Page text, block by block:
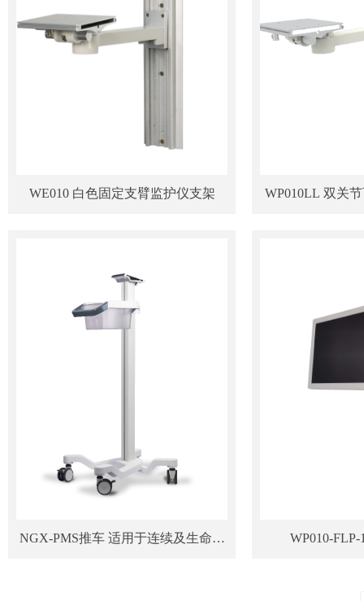
WE010 白色固定支臂监护仪支架
NGX-PMS推车 适用于连续及生命体